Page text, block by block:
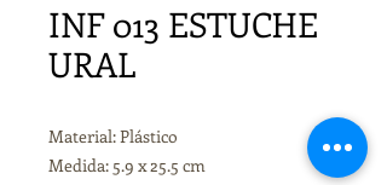
INF 013 ESTUCHE
URAL
Material: Plástico
Medida: 5.9 x 25.5 cm